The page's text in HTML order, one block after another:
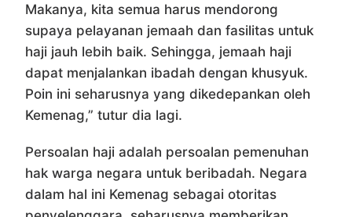
Makanya, kita semua harus mendorong
supaya pelayanan jemaah dan fasilitas untuk
haji jauh lebih baik. Sehingga, jemaah haji
dapat menjalankan ibadah dengan khusyuk.
Poin ini seharusnya yang dikedepankan oleh
Kemenag,” tutur dia lagi.
Persoalan haji adalah persoalan pemenuhan
hak warga negara untuk beribadah. Negara
dalam hal ini Kemenag sebagai otoritas